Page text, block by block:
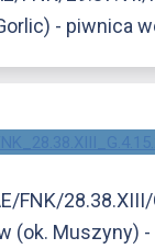
- piwnica
FNK/
(ok. Muszyny)